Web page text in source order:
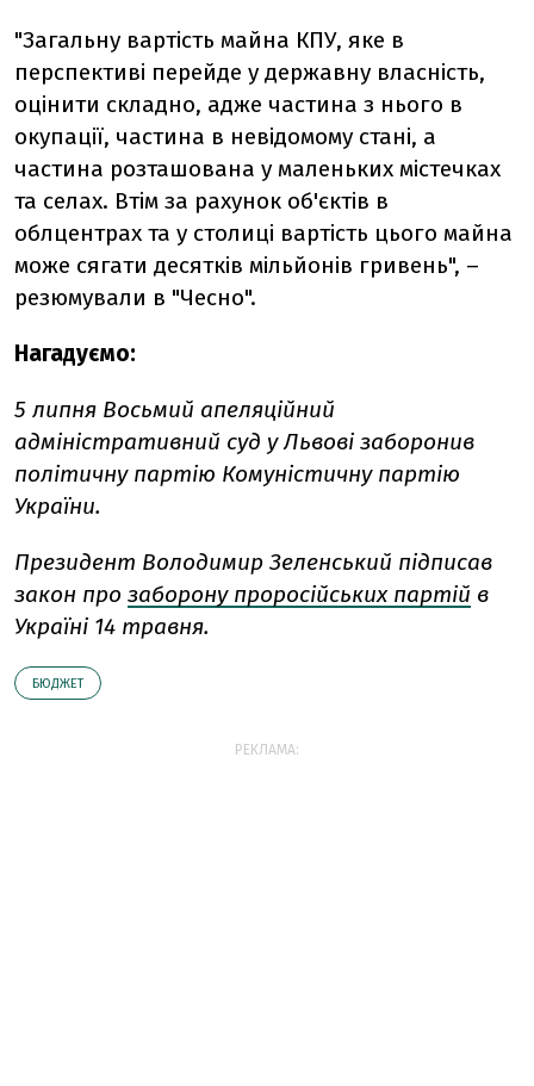
"Загальну вартість майна КПУ, яке в
перспективі перейде у державну власність,
оцінити складно, адже частина з нього в
окупації, частина в невідомому стані, а
частина розташована у маленьких містечках
та селах. Втім за рахунок об'єктів в
облцентрах та у столиці вартість цього майна
може сягати десятків мільйонів гривень", –
резюмували в "Чесно".
Нагадуємо:
5 липня Восьмий апеляційний
адміністративний суд у Львові заборонив
політичну партію Комуністичну партію
України.
Президент Володимир Зеленський підписав
закон про заборону проросійських партій в
Україні 14 травня.
БЮДЖЕТ
РЕКЛАМА: